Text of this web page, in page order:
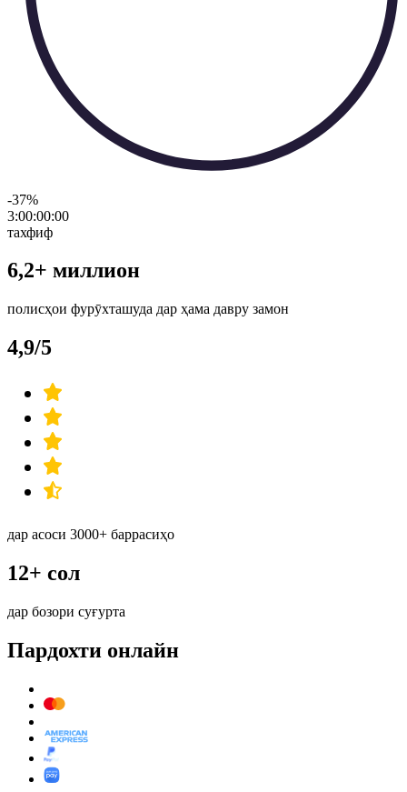
-37%
3:00:00:00
тахфиф
6,2+ миллион
полисҳои фурӯхташуда дар ҳама давру замон
4,9/5
дар асоси 3000+ баррасиҳо
12+ сол
дар бозори суғурта
Пардохти онлайн